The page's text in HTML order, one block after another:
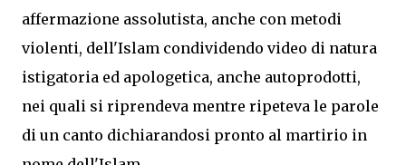
affermazione assolutista, anche con metodi
violenti, dell'Islam condividendo video di natura
istigatoria ed apologetica, anche autoprodotti,
nei quali si riprendeva mentre ripeteva le parole
di un canto dichiarandosi pronto al martirio in